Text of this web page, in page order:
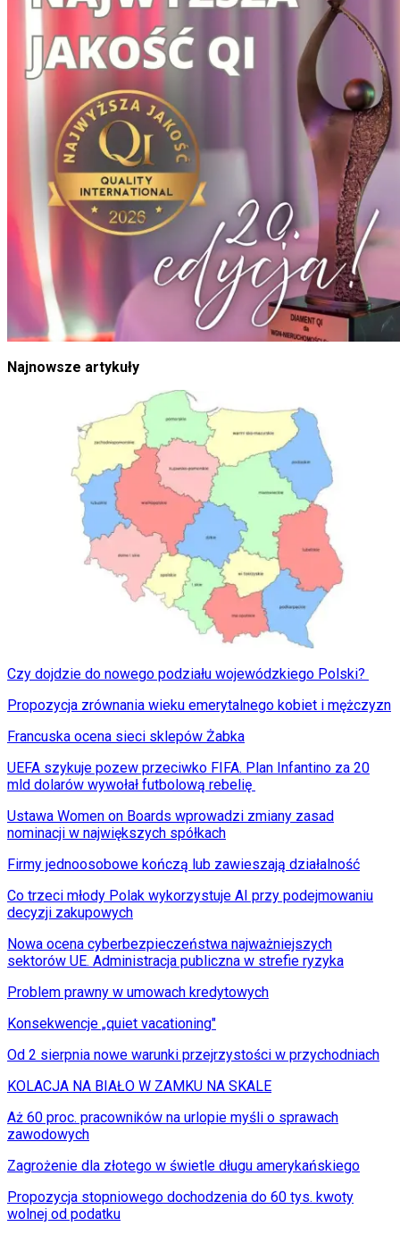
Najnowsze artykuły
Czy dojdzie do nowego podziału wojewódzkiego Polski?
Propozycja zrównania wieku emerytalnego kobiet i mężczyzn
Francuska ocena sieci sklepów Żabka
UEFA szykuje pozew przeciwko FIFA. Plan Infantino za 20
mld dolarów wywołał futbolową rebelię
Ustawa Women on Boards wprowadzi zmiany zasad
nominacji w największych spółkach
Firmy jednoosobowe kończą lub zawieszają działalność
Co trzeci młody Polak wykorzystuje AI przy podejmowaniu
decyzji zakupowych
Nowa ocena cyberbezpieczeństwa najważniejszych
sektorów UE. Administracja publiczna w strefie ryzyka
Problem prawny w umowach kredytowych
Konsekwencje „quiet vacationing"
Od 2 sierpnia nowe warunki przejrzystości w przychodniach
KOLACJA NA BIAŁO W ZAMKU NA SKALE
Aż 60 proc. pracowników na urlopie myśli o sprawach
zawodowych
Zagrożenie dla złotego w świetle długu amerykańskiego
Propozycja stopniowego dochodzenia do 60 tys. kwoty
wolnej od podatku